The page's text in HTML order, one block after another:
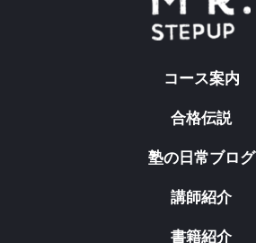
コース案内
合格伝説
塾の日常ブログ
講師紹介
書籍紹介